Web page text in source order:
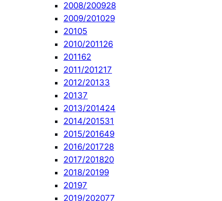
2008/200928
2009/201029
20105
2010/201126
201162
2011/201217
2012/20133
20137
2013/201424
2014/201531
2015/201649
2016/201728
2017/201820
2018/20199
20197
2019/202077